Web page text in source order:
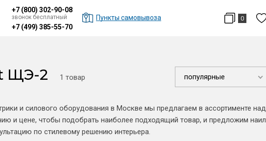
+7 (800) 302-90-08
звонок бесплатный
+7 (499) 385-55-70
Пункты самовывоза 0
ЩЭ-2 1 товар популярные
и силового оборудования в Москве мы предлагаем в ассортименте
и цене, чтобы подобрать наиболее подходящий товар, и предложим
по стилевому решению интерьера.